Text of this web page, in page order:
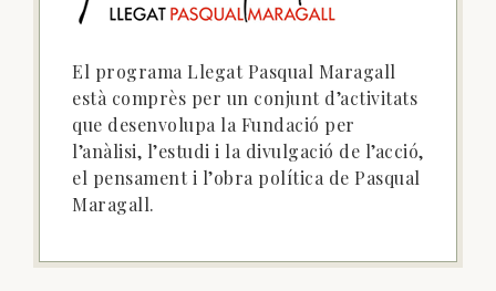
El programa Llegat Pasqual Maragall
està comprès per un conjunt d’activitats
que desenvolupa la Fundació per
l’anàlisi, l’estudi i la divulgació de l’acció,
el pensament i l’obra política de Pasqual
Maragall.